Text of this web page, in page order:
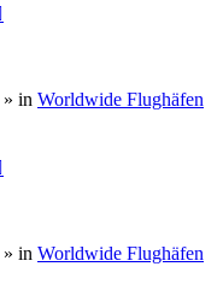
» in Worldwide Flughäfen
» in Worldwide Flughäfen